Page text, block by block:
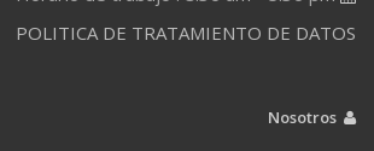
POLITICA DE TRATAMIENTO DE DATOS